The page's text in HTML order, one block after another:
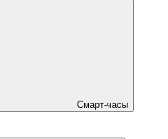
Смарт-часы